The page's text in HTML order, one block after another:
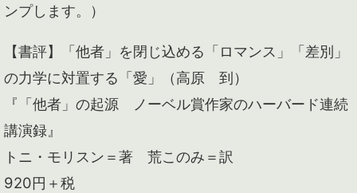
ンプします。）
【書評】「他者」を閉じ込める「ロマンス」「差別」
の力学に対置する「愛」（高原 到）
『「他者」の起源 ノーベル賞作家のハーバード連続
講演録』
トニ・モリスン＝著 荒このみ＝訳
920円＋税